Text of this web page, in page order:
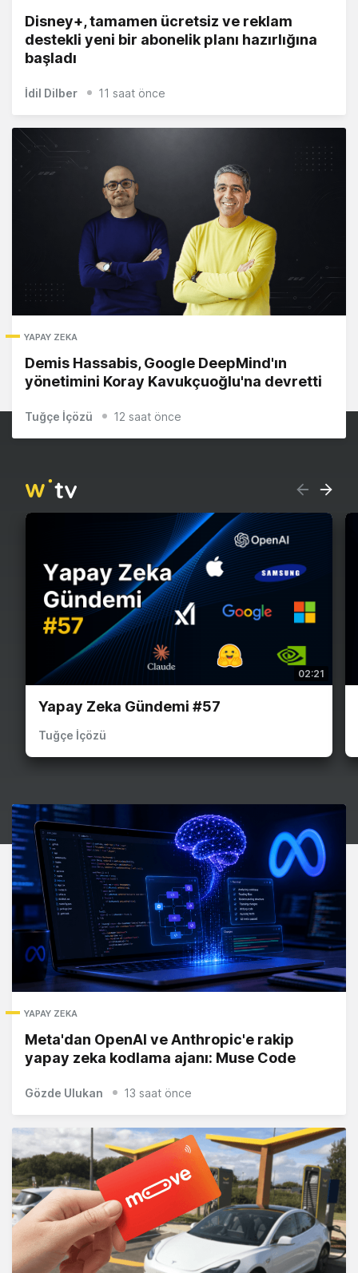
02:21
Yapay Zeka Gündemi #57
Tuğçe İçözü
Disney+, tamamen ücretsiz ve reklam
destekli yeni bir abonelik planı hazırlığına
başladı
İdil Dilber 11 saat önce
YAPAY ZEKA
Demis Hassabis, Google DeepMind'ın
yönetimini Koray Kavukçuoğlu'na devretti
Tuğçe İçözü 12 saat önce
YAPAY ZEKA
Meta'dan OpenAI ve Anthropic'e rakip
yapay zeka kodlama ajanı: Muse Code
Gözde Ulukan 13 saat önce